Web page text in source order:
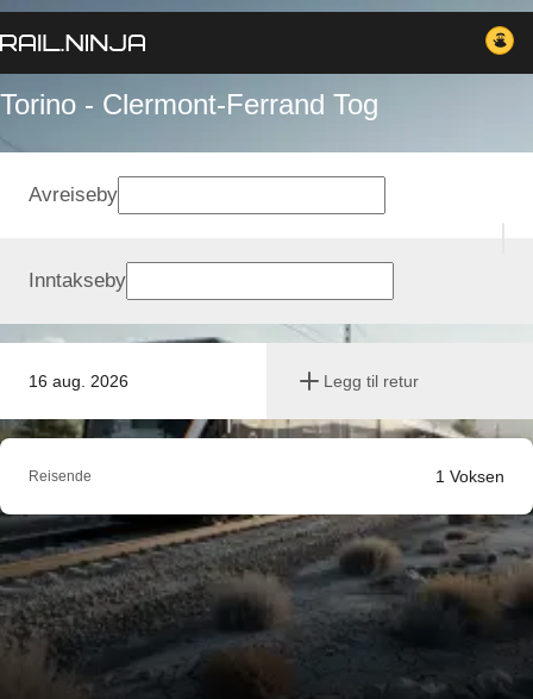
Torino - Clermont-Ferrand Tog
16 aug. 2026 Legg til retur
Avreiseby
Inntakseby
Reisende 1 Voksen